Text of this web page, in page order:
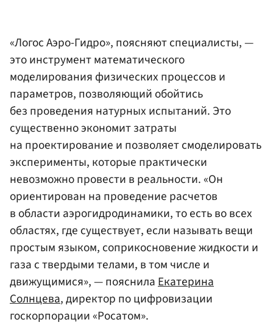
«Логос Аэро-Гидро», поясняют специалисты, —
это инструмент математического
моделирования физических процессов и
параметров, позволяющий обойтись
без проведения натурных испытаний. Это
существенно экономит затраты
на проектирование и позволяет смоделировать
эксперименты, которые практически
невозможно провести в реальности. «Он
ориентирован на проведение расчетов
в области аэрогидродинамики, то есть во всех
областях, где существует, если называть вещи
простым языком, соприкосновение жидкости и
газа с твердыми телами, в том числе и
движущимися», — пояснила Екатерина
Солнцева, директор по цифровизации
госкорпорации «Росатом».